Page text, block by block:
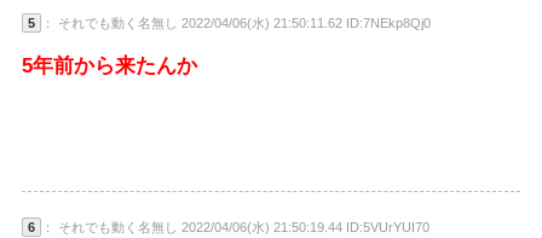
5 ： それでも動く名無し 2022/04/06(水) 21:50:11.62 ID:7NEkp8Qj0
5年前から来たんか
6 ： それでも動く名無し 2022/04/06(水) 21:50:19.44 ID:5VUrYUI70